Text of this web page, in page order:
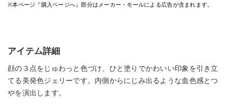
※本ページ『購入ページへ』部分はメーカー・モールによる広告が含まれます。
アイテム詳細
顔の３点をじゅわっと色づけ、ひと塗りでかわいい印象を引き立
てる美発色ジェリーです。内側からにじみ出るような血色感とつ
やを演出します。